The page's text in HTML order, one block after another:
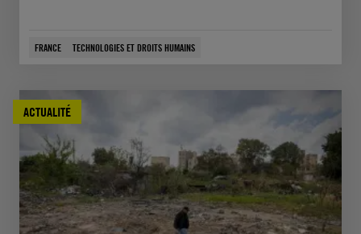
FRANCE TECHNOLOGIES ET DROITS HUMAINS
ACTUALITÉ